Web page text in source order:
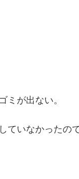
ミが出ない。
いなかったの